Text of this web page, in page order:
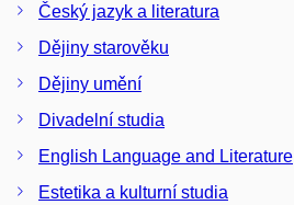
Český jazyk a literatura
Dějiny starověku
Dějiny umění
Divadelní studia
English Language and Literature
Estetika a kulturní studia